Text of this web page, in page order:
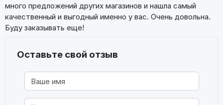
много предложений других магазинов и нашла самый
качественный и выгодный именно у вас. Очень довольна.
Буду заказывать еще!
Оставьте свой отзыв